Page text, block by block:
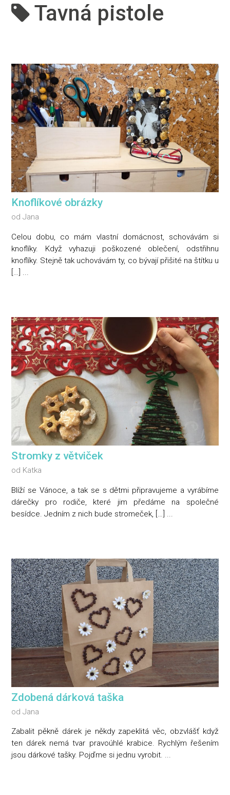
Tavná pistole
Knoflíkové obrázky
odJana
Celou dobu, co mám vlastní domácnost, schovávám si
knoflíky. Když vyhazuji poškozené oblečení, odstřihnu
knoflíky. Stejně tak uchovávám ty, co bývají přišité na štítku u
[…] ...
Stromky z větviček
od Katka
Blíží se Vánoce, a tak se s dětmi připravujeme a vyrábíme
dárečky pro rodiče, které jim předáme na společné
besídce. Jedním z nich bude stromeček, […] ...
Zdobená dárková taška
odJana
Zabalit pěkně dárek je někdy zapeklitá věc, obzvlášť když
ten dárek nemá tvar pravoúhlé krabice. Rychlým řešením
jsou dárkové tašky. Pojďme si jednu vyrobit. ...